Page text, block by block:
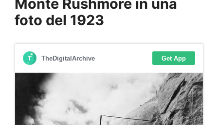
Monte Rushmore in una
foto del 1923